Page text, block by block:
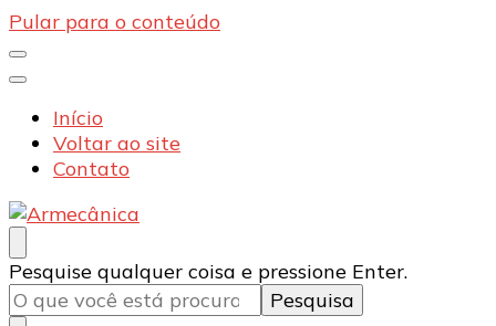
Pular para o conteúdo
Início
Voltar ao site
Contato
Armecânica
Blog
Procurando
algo?
Pesquise qualquer coisa e pressione Enter.